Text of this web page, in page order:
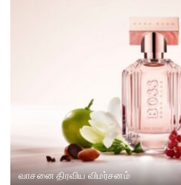
வாசனை திரவிய விமர்சனம்